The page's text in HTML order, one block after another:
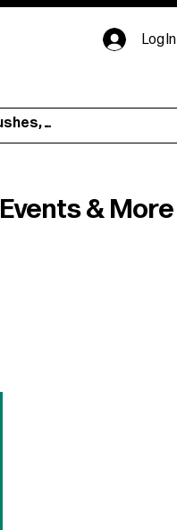
Log In
Events & More